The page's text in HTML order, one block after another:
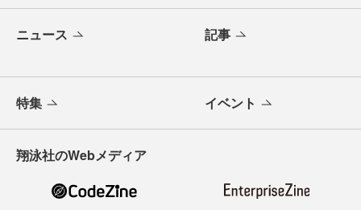
ニュース 記事
特集 イベント
翔泳社のWebメディア